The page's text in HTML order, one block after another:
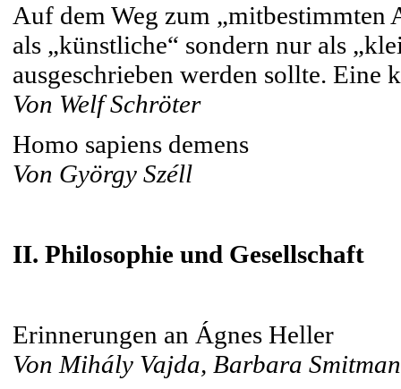
Auf dem Weg zum
als „künstliche“ sondern nur als
ausgeschrieben werden sollte. Eine
Von Welf Schröter
Homo sapiens demens
Von György Széll
II. Philosophie und Gesellschaft
Erinnerungen an Ágnes Heller
Von Mihály Vajda, Barbara